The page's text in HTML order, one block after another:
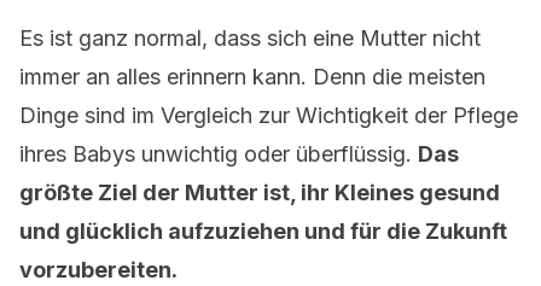
Es ist ganz normal, dass sich eine Mutter nicht
immer an alles erinnern kann. Denn die meisten
Dinge sind im Vergleich zur Wichtigkeit der Pflege
ihres Babys unwichtig oder überflüssig. Das
größte Ziel der Mutter ist, ihr Kleines gesund
und glücklich aufzuziehen und für die Zukunft
vorzubereiten.